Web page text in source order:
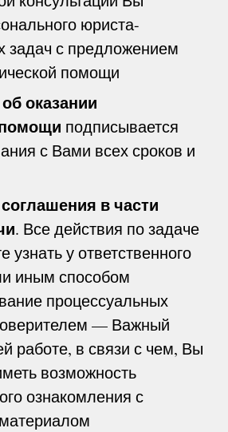
юриста-
задач с предложением
помощи
оказании
подписывается
с Вами всех сроков и
в части
. Все действия по задаче
узнать у ответственного
иным способом
процессуальных
— Важный
работе, в связи с чем, Вы
возможность
ознакомления с